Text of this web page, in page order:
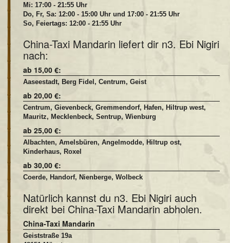
Mi: 17:00 - 21:55 Uhr
Do, Fr, Sa: 12:00 - 15:00 Uhr und 17:00 - 21:55 Uhr
So, Feiertags: 12:00 - 21:55 Uhr
China-Taxi Mandarin liefert dir n3. Ebi Nigiri
nach:
ab 15,00 €:
Aaseestadt, Berg Fidel, Centrum, Geist
ab 20,00 €:
Centrum, Gievenbeck, Gremmendorf, Hafen, Hiltrup west,
Mauritz, Mecklenbeck, Sentrup, Wienburg
ab 25,00 €:
Albachten, Amelsbüren, Angelmodde, Hiltrup ost,
Kinderhaus, Roxel
ab 30,00 €:
Coerde, Handorf, Nienberge, Wolbeck
Natürlich kannst du n3. Ebi Nigiri auch
direkt bei China-Taxi Mandarin abholen.
China-Taxi Mandarin
Geiststraße 19a